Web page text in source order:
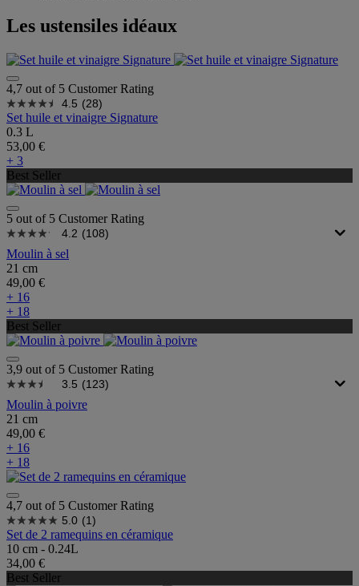
Les ustensiles idéaux
4,7 out of 5 Customer Rating
4.5 (28)
Set huile et vinaigre Signature
0.3 L
53,00 €
+ 3
Best Seller
5 out of 5 Customer Rating
4.2 (108)
Moulin à sel
21 cm
49,00 €
+ 16
+ 18
Best Seller
3,9 out of 5 Customer Rating
3.5 (123)
Moulin à poivre
21 cm
49,00 €
+ 16
+ 18
4,7 out of 5 Customer Rating
5.0 (1)
Set de 2 ramequins en céramique
10 cm - 0.24L
34,00 €
Best Seller